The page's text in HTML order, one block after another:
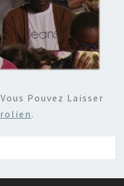
Pouvez Laisser
.